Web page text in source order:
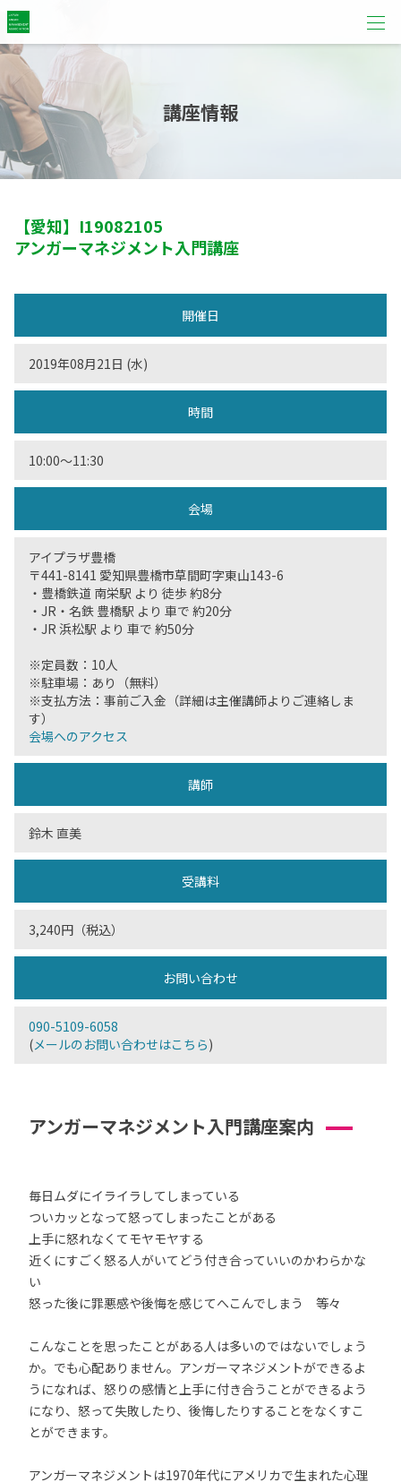
講座情報
【愛知】 I19082105
アンガーマネジメント入門講座
開催日
2019年08月21日 (水)
時間
10:00〜11:30
会場
アイプラザ豊橋
〒441-8141 愛知県豊橋市草間町字東山143-6
・豊橋鉄道 南栄駅 より 徒歩 約8分
・JR・名鉄 豊橋駅 より 車で 約20分
・JR 浜松駅 より 車で 約50分
※定員数：10人
※駐車場：あり（無料）
※支払方法：事前ご入金（詳細は主催講師よりご連絡しま
す）
会場へのアクセス
講師
鈴木 直美
受講料
3,240円（税込）
お問い合わせ
090-5109-6058
(メールのお問い合わせはこちら)
アンガーマネジメント入門講座案内
毎日ムダにイライラしてしまっている
ついカッとなって怒ってしまったことがある
上手に怒れなくてモヤモヤする
近くにすごく怒る人がいてどう付き合っていいのかわらかな
い
怒った後に罪悪感や後悔を感じてへこんでしまう 等々
こんなことを思ったことがある人は多いのではないでしょう
か。でも心配ありません。アンガーマネジメントができるよ
うになれば、怒りの感情と上手に付き合うことができるよう
になり、怒って失敗したり、後悔したりすることをなくすこ
とができます。
アンガーマネジメントは1970年代にアメリカで生まれた心理